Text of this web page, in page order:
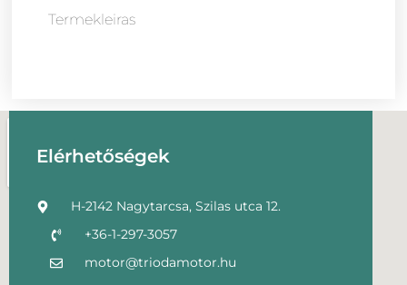
Termekleiras
Elérhetőségek
H-2142 Nagytarcsa, Szilas utca 12.
+36-1-297-3057
motor@triodamotor.hu